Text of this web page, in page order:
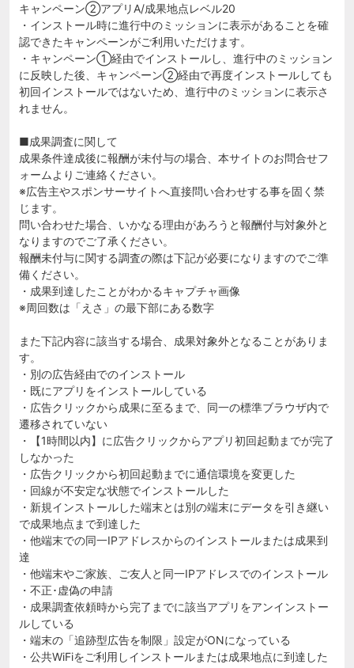
キャンペーン②アプリA/成果地点レベル20
・インストール時に進行中のミッションに表示があることを確
認できたキャンペーンがご利用いただけます。
・キャンペーン①経由でインストールし、進行中のミッション
に反映した後、キャンペーン②経由で再度インストールしても
初回インストールではないため、進行中のミッションに表示さ
れません。
■成果調査に関して
成果条件達成後に報酬が未付与の場合、本サイトのお問合せフ
ォームよりご連絡ください。
※広告主やスポンサーサイトへ直接問い合わせする事を固く禁
じます。
問い合わせた場合、いかなる理由があろうと報酬付与対象外と
なりますのでご了承ください。
報酬未付与に関する調査の際は下記が必要になりますのでご準
備ください。
・成果到達したことがわかるキャプチャ画像
※周回数は「えさ」の最下部にある数字
また下記内容に該当する場合、成果対象外となることがありま
す。
・別の広告経由でのインストール
・既にアプリをインストールしている
・広告クリックから成果に至るまで、同一の標準ブラウザ内で
遷移されていない
・【1時間以内】に広告クリックからアプリ初回起動までが完了
しなかった
・広告クリックから初回起動までに通信環境を変更した
・回線が不安定な状態でインストールした
・新規インストールした端末とは別の端末にデータを引き継い
で成果地点まで到達した
・他端末での同一IPアドレスからのインストールまたは成果到
達
・他端末やご家族、ご友人と同一IPアドレスでのインストール
・不正･虚偽の申請
・成果調査依頼時から完了までに該当アプリをアンインストー
ルしている
・端末の「追跡型広告を制限」設定がONになっている
・公共WiFiをご利用しインストールまたは成果地点に到達した